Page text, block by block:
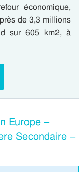
économique,
de 3,3 millions
sur 605 km2, à
Europe –
Secondaire –